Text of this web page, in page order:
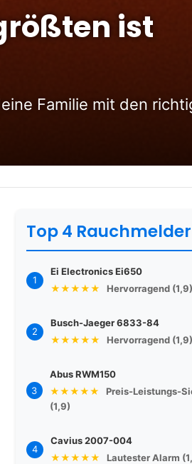
ist
Familie mit den
Top 4 Rauchmelder
1
Ei Electronics Ei650
★★★★★
Hervorragend (1,9)
2
Busch-Jaeger 6833-84
★★★★★
Hervorragend (1,9)
3
Abus RWM150
★★★★★
Preis-Leistungs-
(1,9)
4
Cavius 2007-004
★★★★★
Lautester Alarm